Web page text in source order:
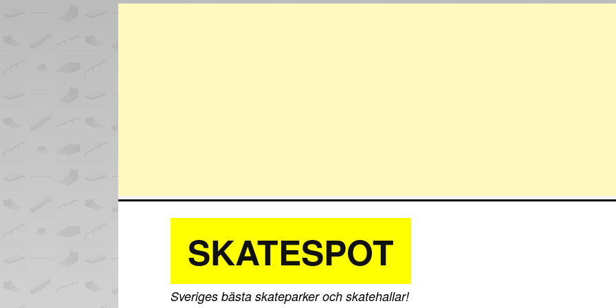
SKATESPOT
Sveriges bästa skateparker och skatehallar!